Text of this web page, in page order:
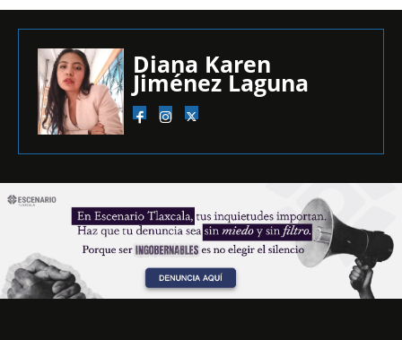
Diana Karen
Jiménez Laguna